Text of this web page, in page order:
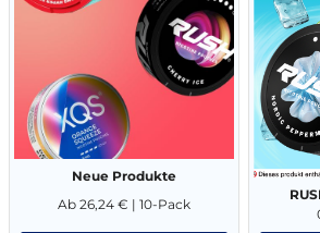
Neue Produkte
Ab 26,24 € | 10-Pack